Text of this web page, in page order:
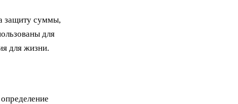
защиту суммы,
для
для жизни.